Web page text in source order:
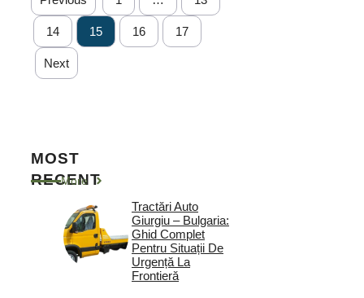
14 15 16 17
Next
MOST
RECENT
More
Tractări Auto
Giurgiu – Bulgaria:
Ghid Complet
Pentru Situații De
Urgență La
Frontieră